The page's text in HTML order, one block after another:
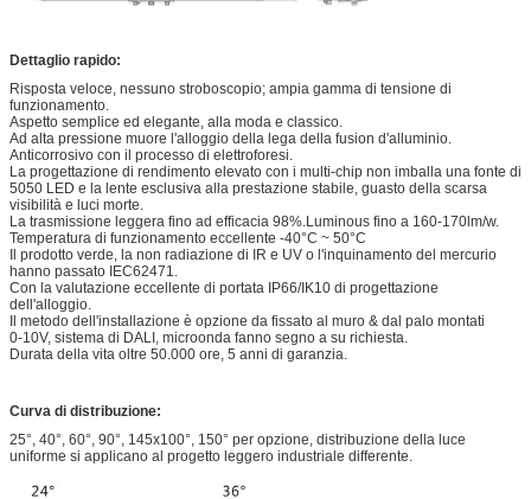
Dettaglio rapido:
Risposta veloce, nessuno stroboscopio; ampia gamma di tensione di
funzionamento.
Aspetto semplice ed elegante, alla moda e classico.
Ad alta pressione muore l'alloggio della lega della fusion d'alluminio.
Anticorrosivo con il processo di elettroforesi.
La progettazione di rendimento elevato con i multi-chip non imballa una fonte di
5050 LED e la lente esclusiva alla prestazione stabile, guasto della scarsa
visibilità e luci morte.
La trasmissione leggera fino ad efficacia 98%.Luminous fino a 160-170lm/w.
Temperatura di funzionamento eccellente -40°C ~ 50°C
Il prodotto verde, la non radiazione di IR e UV o l'inquinamento del mercurio
hanno passato IEC62471.
Con la valutazione eccellente di portata IP66/IK10 di progettazione
dell'alloggio.
Il metodo dell'installazione è opzione da fissato al muro & dal palo montati
0-10V, sistema di DALI, microonda fanno segno a su richiesta.
Durata della vita oltre 50.000 ore, 5 anni di garanzia.
Curva di distribuzione:
25°, 40°, 60°, 90°, 145x100°, 150° per opzione, distribuzione della luce
uniforme si applicano al progetto leggero industriale differente.